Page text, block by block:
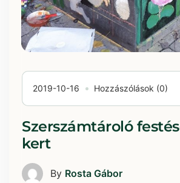
2019-10-16 Hozzászólások (0)
Szerszámtároló
kert
By Rosta Gábor